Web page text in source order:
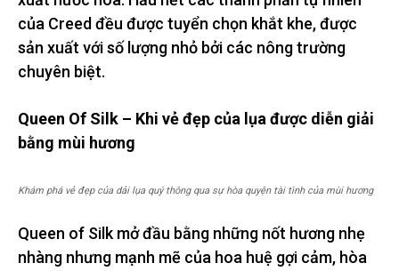
của Creed đều được tuyển chọn khắt khe, được
sản xuất với số lượng nhỏ bởi các nông trường
chuyên biệt.
Queen Of Silk – Khi vẻ đẹp của lụa được diễn giải
bằng mùi hương
Khám phá vẻ đẹp của dải lụa quý thông qua sự hòa quyện tài tình của mùi hương
Queen of Silk mở đầu bằng những nốt hương nhẹ
nhàng nhưng mạnh mẽ của hoa huệ gợi cảm, hòa